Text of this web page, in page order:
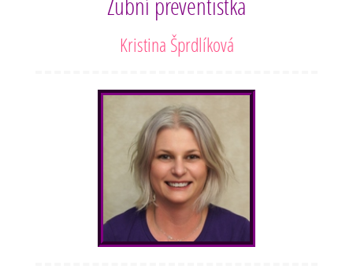
Zubní preventistka
Kristina Šprdlíková